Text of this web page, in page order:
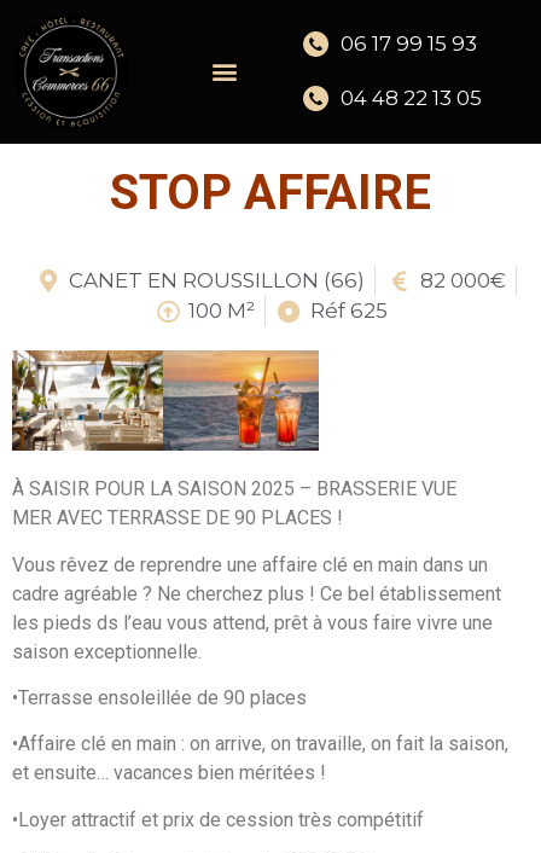
06 17 99 15 93
04 48 22 13 05
STOP AFFAIRE
CANET EN ROUSSILLON (66)
82 000€
100 M²
Réf 625
À SAISIR POUR LA SAISON 2025 – BRASSERIE VUE
MER AVEC TERRASSE DE 90 PLACES !
Vous rêvez de reprendre une affaire clé en main dans un
cadre agréable ? Ne cherchez plus ! Ce bel établissement
les pieds ds l’eau vous attend, prêt à vous faire vivre une
saison exceptionnelle.
•Terrasse ensoleillée de 90 places
•Affaire clé en main : on arrive, on travaille, on fait la saison,
et ensuite… vacances bien méritées !
•Loyer attractif et prix de cession très compétitif